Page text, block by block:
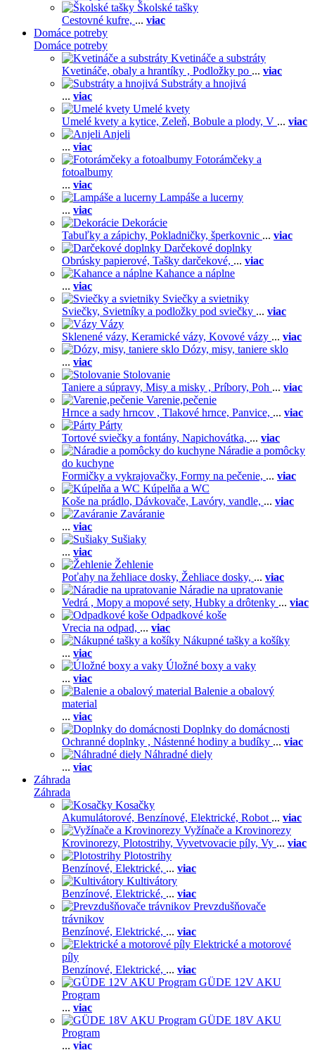
Školské tašky
Cestovné kufre, ... viac
Domáce potreby
Domáce potreby
Kvetináče a substráty
Kvetináče, obaly a hrantíky , Podložky po ... viac
Substráty a hnojivá
... viac
Umelé kvety
Umelé kvety a kytice, Zeleň, Bobule a plody, V ... viac
Anjeli
... viac
Fotorámčeky a
fotoalbumy
... viac
Lampáše a lucerny
... viac
Dekorácie
Tabuľky a zápichy, Pokladničky, šperkovnic ... viac
Darčekové doplnky
Obrúsky papierové, Tašky darčekové, ... viac
Kahance a náplne
... viac
Sviečky a svietniky
Sviečky, Svietníky a podložky pod sviečky ... viac
Vázy
Sklenené vázy, Keramické vázy, Kovové vázy ... viac
Dózy, misy, taniere sklo
... viac
Stolovanie
Taniere a súpravy, Misy a misky , Príbory, Poh ... viac
Varenie,pečenie
Hrnce a sady hrncov , Tlakové hrnce, Panvice, ... viac
Párty
Tortové sviečky a fontány, Napichovátka, ... viac
Náradie a pomôcky
do kuchyne
Formičky a vykrajovačky, Formy na pečenie, ... viac
Kúpelňa a WC
Koše na prádlo, Dávkovače, Lavóry, vandle, ... viac
Zaváranie
... viac
Sušiaky
... viac
Žehlenie
Poťahy na žehliace dosky, Žehliace dosky, ... viac
Náradie na upratovanie
Vedrá , Mopy a mopové sety, Hubky a drôtenky ... viac
Odpadkové koše
Vrecia na odpad, ... viac
Nákupné tašky a košíky
... viac
Úložné boxy a vaky
... viac
Balenie a obalový
material
... viac
Doplnky do domácnosti
Ochranné doplnky , Nástenné hodiny a budíky ... viac
Náhradné diely
... viac
Záhrada
Záhrada
Kosačky
Akumulátorové, Benzínové, Elektrické, Robot ... viac
Vyžínače a Krovinorezy
Krovinorezy, Plotostrihy, Vyvetvovacie píly, Vy ... viac
Plotostrihy
Benzínové, Elektrické, ... viac
Kultivátory
Benzínové, Elektrické, ... viac
Prevzdušňovače
trávnikov
Benzínové, Elektrické, ... viac
Elektrické a motorové
píly
Benzínové, Elektrické, ... viac
GÜDE 12V AKU
Program
... viac
GÜDE 18V AKU
Program
... viac